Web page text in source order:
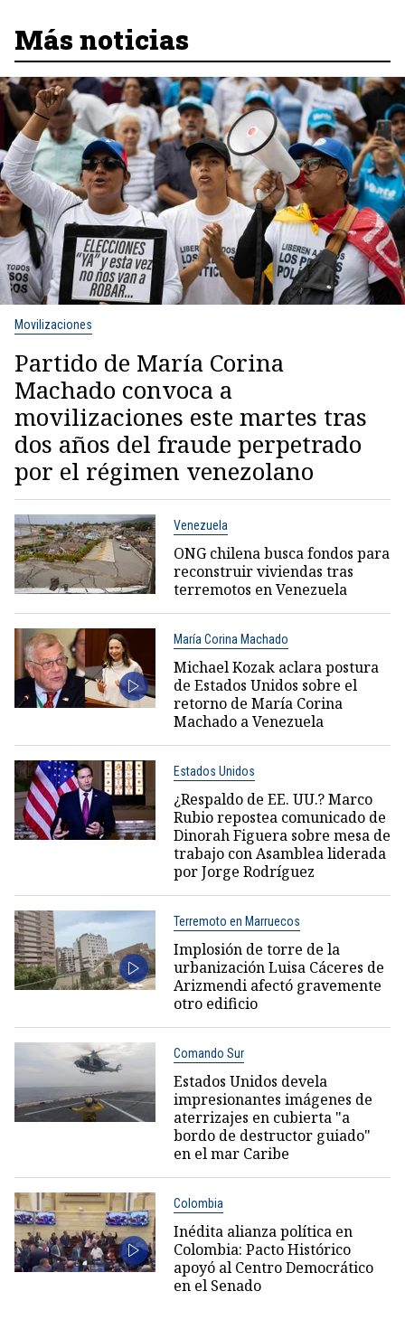
Más noticias
Movilizaciones
Partido de María Corina
Machado convoca a
movilizaciones este martes tras
dos años del fraude perpetrado
por el régimen venezolano
Venezuela
ONG chilena busca fondos para
reconstruir viviendas tras
terremotos en Venezuela
María Corina Machado
Michael Kozak aclara postura
de Estados Unidos sobre el
retorno de María Corina
Machado a Venezuela
Estados Unidos
¿Respaldo de EE. UU.? Marco
Rubio repostea comunicado de
Dinorah Figuera sobre mesa de
trabajo con Asamblea liderada
por Jorge Rodríguez
Terremoto en Marruecos
Implosión de torre de la
urbanización Luisa Cáceres de
Arizmendi afectó gravemente
otro edificio
Comando Sur
Estados Unidos devela
impresionantes imágenes de
aterrizajes en cubierta "a
bordo de destructor guiado"
en el mar Caribe
Colombia
Inédita alianza política en
Colombia: Pacto Histórico
apoyó al Centro Democrático
en el Senado